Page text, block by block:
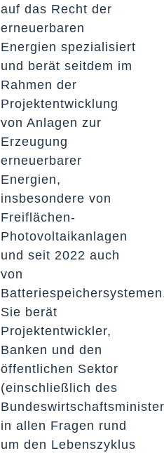
auf das Recht der
erneuerbaren
Energien spezialisiert
und berät seitdem im
Rahmen der
Projektentwicklung
von Anlagen zur
Erzeugung
erneuerbarer
Energien,
insbesondere von
Freiflächen-
Photovoltaikanlagen
und seit 2022 auch
von
Sie berät
Projektentwickler,
Banken und den
öffentlichen Sektor
(einschließlich des
in allen Fragen rund
um den Lebenszyklus